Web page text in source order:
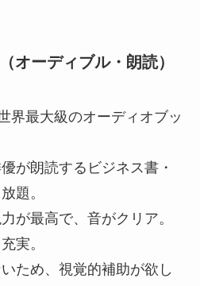
オーディブル・朗読）
界最大級のオーディオブッ
が朗読するビジネス書・
題。
が最高で、音がクリア。
実。
ため、視覚的補助が欲し